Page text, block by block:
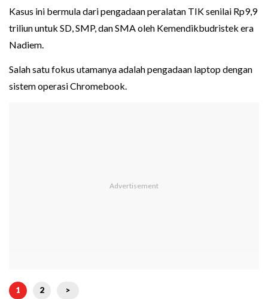
Kasus ini bermula dari pengadaan peralatan TIK senilai Rp9,9
triliun untuk SD, SMP, dan SMA oleh Kemendikbudristek era
Nadiem.
Salah satu fokus utamanya adalah pengadaan laptop dengan
sistem operasi Chromebook.
1 2 >